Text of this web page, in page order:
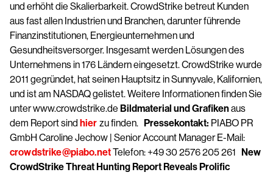
und erhöht die Skalierbarkeit. CrowdStrike betreut Kunden
aus fast allen Industrien und Branchen, darunter führende
Finanzinstitutionen, Energieunternehmen und
Gesundheitsversorger. Insgesamt werden Lösungen des
Unternehmens in 176 Ländern eingesetzt. CrowdStrike wurde
2011 gegründet, hat seinen Hauptsitz in Sunnyvale, Kalifornien,
und ist am NASDAQ gelistet. Weitere Informationen finden Sie
unter www.crowdstrike.de Bildmaterial und Grafikenaus
dem Report sind hier zu finden. Pressekontakt: PIABO PR
GmbH Caroline Jechow | Senior Account Manager E-Mail:
crowdstrike@piabo.netTelefon: +49 30 2576 205 261 New
CrowdStrike Threat Hunting Report Reveals Prolific